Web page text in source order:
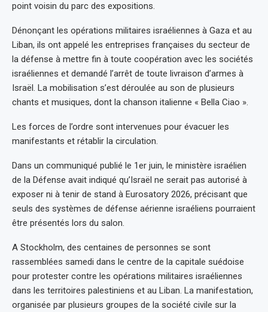
point voisin du parc des expositions.
Dénonçant les opérations militaires israéliennes à Gaza et au
Liban, ils ont appelé les entreprises françaises du secteur de
la défense à mettre fin à toute coopération avec les sociétés
israéliennes et demandé l’arrêt de toute livraison d’armes à
Israël. La mobilisation s’est déroulée au son de plusieurs
chants et musiques, dont la chanson italienne « Bella Ciao ».
Les forces de l’ordre sont intervenues pour évacuer les
manifestants et rétablir la circulation.
Dans un communiqué publié le 1er juin, le ministère israélien
de la Défense avait indiqué qu’Israël ne serait pas autorisé à
exposer ni à tenir de stand à Eurosatory 2026, précisant que
seuls des systèmes de défense aérienne israéliens pourraient
être présentés lors du salon.
A Stockholm, des centaines de personnes se sont
rassemblées samedi dans le centre de la capitale suédoise
pour protester contre les opérations militaires israéliennes
dans les territoires palestiniens et au Liban. La manifestation,
organisée par plusieurs groupes de la société civile sur la